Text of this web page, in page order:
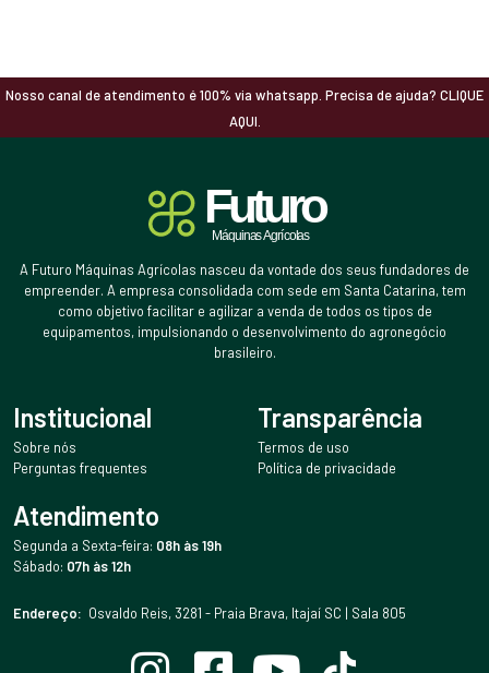
Nosso canal de atendimento é 100% via whatsapp. Precisa de ajuda? CLIQUE
AQUI.
A Futuro Máquinas Agrícolas nasceu da vontade dos seus fundadores de
empreender. A empresa consolidada com sede em Santa Catarina, tem
como objetivo facilitar e agilizar a venda de todos os tipos de
equipamentos, impulsionando o desenvolvimento do agronegócio
brasileiro.
Institucional
Sobre nós
Perguntas frequentes
Transparência
Termos de uso
Política de privacidade
Atendimento
Segunda a Sexta-feira: 08h às 19h
Sábado: 07h às 12h
Endereço: Osvaldo Reis, 3281 - Praia Brava, Itajaí SC | Sala 805